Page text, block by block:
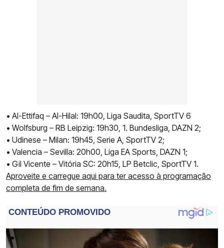
• Al-Ettifaq – Al-Hilal: 19h00, Liga Saudita, SportTV 6
• Wolfsburg – RB Leipzig: 19h30, 1. Bundesliga, DAZN 2;
• Udinese – Milan: 19h45, Serie A, SportTV 2;
• Valencia – Sevilla: 20h00, Liga EA Sports, DAZN 1;
• Gil Vicente – Vitória SC: 20h15, LP Betclic, SportTV 1.
Aproveite e carregue aqui para ter acesso à programação
completa de fim de semana.